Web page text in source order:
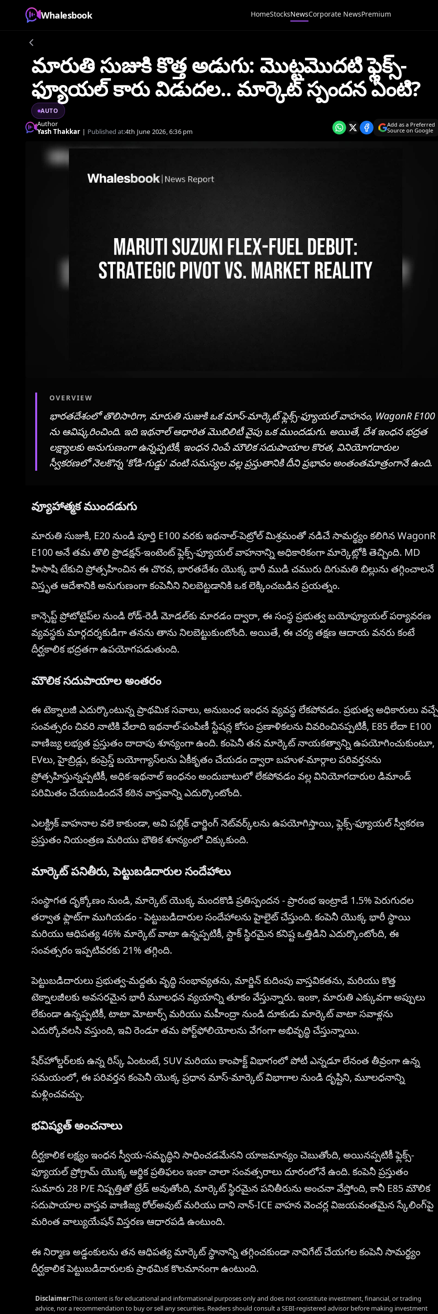
Whalesbook HomeStocksNewsCorporate NewsPremium
మారుతి సుజుకి కొత్త అడుగు: మొట్టమొదటి ఫ్లెక్స్-
ఫ్యూయల్ కారు విడుదల.. మార్కెట్ స్పందన ఏంటి?
AUTO
Author
Yash Thakkar | Published at:4th June 2026, 6:36 pm
Add as a Preferred
Source on Google
OVERVIEW
భారతదేశంలో తొలిసారిగా, మారుతి సుజుకి ఒక మాస్-మార్కెట్ ఫ్లెక్స్-ఫ్యూయల్ వాహనం, WagonR E100
ను ఆవిష్కరించింది. ఇది ఇథనాల్ ఆధారిత మొబిలిటీ వైపు ఒక ముందడుగు. అయితే, దేశ ఇంధన భద్రత
లక్ష్యాలకు అనుగుణంగా ఉన్నప్పటికీ, ఇంధన నింపే మౌలిక సదుపాయాల కొరత, వినియోగదారుల
స్వీకరణలో నెలకొన్న 'కోడి-గుడ్డు' వంటి సమస్యల వల్ల ప్రస్తుతానికి దీని ప్రభావం అంతంతమాత్రంగానే ఉంది.
వ్యూహాత్మక ముందడుగు
మారుతి సుజుకి, E20 నుండి పూర్తి E100 వరకు ఇథనాల్-పెట్రోల్ మిశ్రమంతో నడిచే సామర్థ్యం కలిగిన WagonR
E100 అనే తమ తొలి ప్రొడక్షన్-ఇంటెంట్ ఫ్లెక్స్-ఫ్యూయల్ వాహనాన్ని అధికారికంగా మార్కెట్లోకి తెచ్చింది. MD
హిసాషి టేకుచి ప్రోత్సహించిన ఈ చొరవ, భారతదేశం యొక్క భారీ ముడి చమురు దిగుమతి బిల్లును తగ్గించాలనే
విస్తృత ఆదేశానికి అనుగుణంగా కంపెనీని నిలబెట్టడానికి ఒక లెక్కించబడిన ప్రయత్నం.
కాన్సెప్ట్ ప్రోటోటైప్‌ల నుండి రోడ్-రెడీ మోడల్‌కు మారడం ద్వారా, ఈ సంస్థ ప్రభుత్వ బయోఫ్యూయల్ పర్యావరణ
వ్యవస్థకు మార్గదర్శకుడిగా తనను తాను నిలబెట్టుకుంటోంది. అయితే, ఈ చర్య తక్షణ ఆదాయ వనరు కంటే
దీర్ఘకాలిక భద్రతగా ఉపయోగపడుతుంది.
మౌలిక సదుపాయాల అంతరం
ఈ టెక్నాలజీ ఎదుర్కొంటున్న ప్రాథమిక సవాలు, అనుబంధ ఇంధన వ్యవస్థ లేకపోవడం. ప్రభుత్వ అధికారులు
సంవత్సరం చివరి నాటికి వేలాది ఇథనాల్-పంపిణీ స్టేషన్ల కోసం ప్రణాళికలను వివరించినప్పటికీ, E85 లేదా E100
వాణిజ్య లభ్యత ప్రస్తుతం దాదాపు శూన్యంగా ఉంది. కంపెనీ తన మార్కెట్ నాయకత్వాన్ని ఉపయోగించుకుంటూ,
EVలు, హైబ్రిడ్లు, కంప్రెస్డ్ బయోగ్యాస్‌లను ఏకీకృతం చేయడం ద్వారా బహుళ-మార్గాల పరివర్తనను
ప్రోత్సహిస్తున్నప్పటికీ, అధిక-ఇథనాల్ ఇంధనం అందుబాటులో లేకపోవడం వల్ల వినియోగదారుల డిమాండ్
పరిమితం చేయబడిందనే కఠిన వాస్తవాన్ని ఎదుర్కొంటోంది.
ఎలక్ట్రిక్ వాహనాల వలె కాకుండా, అవి పబ్లిక్ ఛార్జింగ్ నెట్‌వర్క్‌లను ఉపయోగిస్తాయి, ఫ్లెక్స్-ఫ్యూయల్ స్వీకరణ
ప్రస్తుతం నియంత్రణ మరియు భౌతిక శూన్యంలో చిక్కుకుంది.
మార్కెట్ పనితీరు, పెట్టుబడిదారుల సందేహాలు
సంస్థాగత దృక్కోణం నుండి, మార్కెట్ యొక్క మందకొడి ప్రతిస్పందన - ప్రారంభ ఇంట్రాడే 1.5% పెరుగుదల
తర్వాత ఫ్లాట్‌గా ముగియడం - పెట్టుబడిదారుల సందేహాలను హైలైట్ చేస్తుంది. కంపెనీ యొక్క భారీ స్థాయి
మరియు ఆధిపత్య 46% మార్కెట్ వాటా ఉన్నప్పటికీ, స్టాక్ స్థిరమైన కనిష్ట ఒత్తిడిని ఎదుర్కొంటోంది, ఈ
సంవత్సరం ఇప్పటివరకు 21% తగ్గింది.
పెట్టుబడిదారులు ప్రభుత్వ-మద్దతు వృద్ధి సంభావ్యతను, మార్జిన్ కుదింపు వాస్తవికతను, మరియు కొత్త
టెక్నాలజీలకు అవసరమైన భారీ మూలధన వ్యయాన్ని తూకం వేస్తున్నారు. ఇంకా, మారుతి ఎక్కువగా అప్పులు
లేకుండా ఉన్నప్పటికీ, టాటా మోటార్స్ మరియు మహీంద్రా నుండి దూకుడు మార్కెట్ వాటా సవాళ్లను
ఎదుర్కోవలసి వస్తుంది, ఇవి రెండూ తమ పోర్ట్‌ఫోలియోలను వేగంగా అభివృద్ధి చేస్తున్నాయి.
షేర్‌హోల్డర్‌లకు ఉన్న రిస్క్ ఏంటంటే, SUV మరియు కాంపాక్ట్ విభాగంలో పోటీ ఎన్నడూ లేనంత తీవ్రంగా ఉన్న
సమయంలో, ఈ పరివర్తన కంపెనీ యొక్క ప్రధాన మాస్-మార్కెట్ విభాగాల నుండి దృష్టిని, మూలధనాన్ని
మళ్లించవచ్చు.
భవిష్యత్ అంచనాలు
దీర్ఘకాలిక లక్ష్యం ఇంధన స్వీయ-సమృద్ధిని సాధించడమేనని యాజమాన్యం చెబుతోంది, అయినప్పటికీ ఫ్లెక్స్-
ఫ్యూయల్ ప్రోగ్రామ్ యొక్క ఆర్థిక ప్రతిఫలం ఇంకా చాలా సంవత్సరాలు దూరంలోనే ఉంది. కంపెనీ ప్రస్తుతం
సుమారు 28 P/E నిష్పత్తితో ట్రేడ్ అవుతోంది, మార్కెట్ స్థిరమైన పనితీరును అంచనా వేస్తోంది, కానీ E85 మౌలిక
సదుపాయాల వాస్తవ వాణిజ్య రోల్అవుట్ మరియు దాని నాన్-ICE వాహన వెంచర్ల విజయవంతమైన స్కేలింగ్‌పై
మరింత వాల్యుయేషన్ విస్తరణ ఆధారపడి ఉంటుంది.
ఈ నిర్మాణ అడ్డంకులను తన ఆధిపత్య మార్కెట్ స్థానాన్ని తగ్గించకుండా నావిగేట్ చేయగల కంపెనీ సామర్థ్యం
దీర్ఘకాలిక పెట్టుబడిదారులకు ప్రాథమిక కొలమానంగా ఉంటుంది.
Disclaimer:This content is for educational and informational purposes only and does not constitute investment, financial, or trading
advice, nor a recommendation to buy or sell any securities. Readers should consult a SEBI-registered advisor before making investment